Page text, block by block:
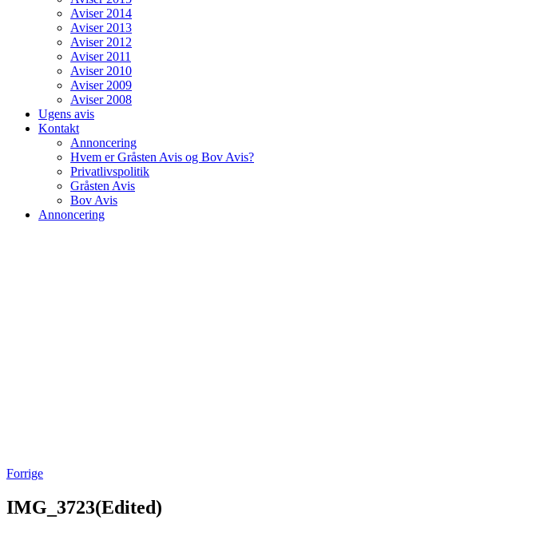
Aviser 2014
Aviser 2013
Aviser 2012
Aviser 2011
Aviser 2010
Aviser 2009
Aviser 2008
Ugens avis
Kontakt
Annoncering
Hvem er Gråsten Avis og Bov Avis?
Privatlivspolitik
Gråsten Avis
Bov Avis
Annoncering
Forrige
IMG_3723(Edited)